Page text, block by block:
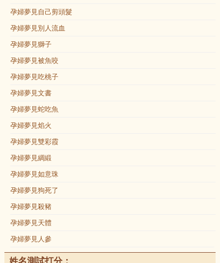
孕婦夢見自己剪頭髮
孕婦夢見別人流血
孕婦夢見獅子
孕婦夢見被魚咬
孕婦夢見吃桃子
孕婦夢見文書
孕婦夢見蛇吃魚
孕婦夢見焰火
孕婦夢見雙彩霞
孕婦夢見綢緞
孕婦夢見如意珠
孕婦夢見狗死了
孕婦夢見殺豬
孕婦夢見天體
孕婦夢見人參
姓名測試打分：